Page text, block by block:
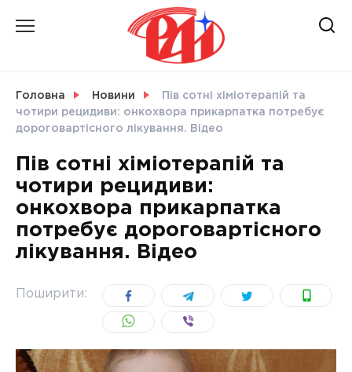
СВІТ
УКРАЇНА
Головна Новини
Пів сотні хіміотерапій та
чотири рецидиви: онкохвора прикарпатка потребує
дороговартісного лікування. Відео
Пів сотні хіміотерапій та
чотири рецидиви:
онкохвора прикарпатка
потребує дороговартісного
лікування. Відео
Поширити: